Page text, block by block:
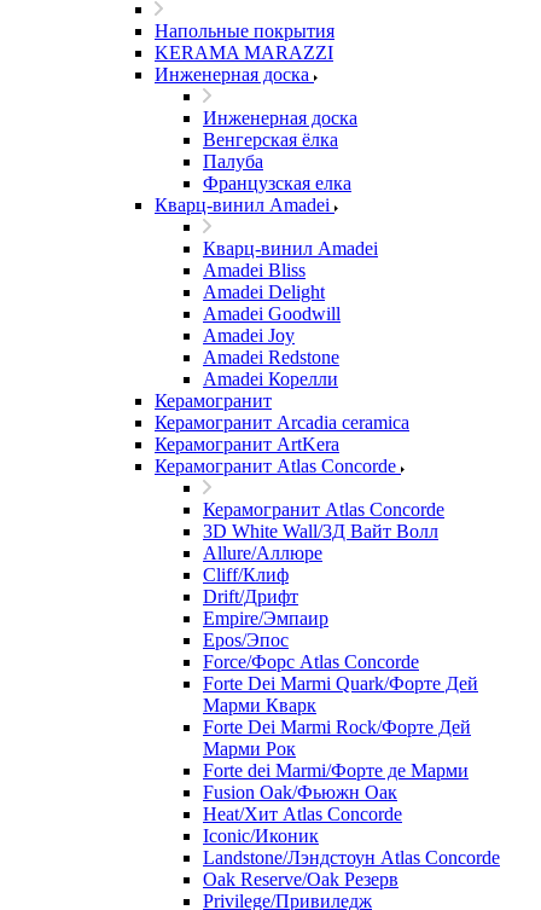
Напольные покрытия
KERAMA MARAZZI
Инженерная доска
Инженерная доска
Венгерская ёлка
Палуба
Французская елка
Кварц-винил Amadei
Кварц-винил Amadei
Amadei Bliss
Amadei Delight
Amadei Goodwill
Amadei Joy
Amadei Redstone
Amadei Корелли
Керамогранит
Керамогранит Arcadia ceramica
Керамогранит ArtKera
Керамогранит Atlas Concorde
Керамогранит Atlas Concorde
3D White Wall/3Д Вайт Волл
Allure/Аллюрe
Cliff/Клиф
Drift/Дрифт
Empire/Эмпаир
Epos/Эпос
Force/Фoрс Atlas Concorde
Forte Dei Marmi Quark/Форте Дей
Марми Кварк
Forte Dei Marmi Rock/Форте Дей
Марми Рок
Forte dei Marmi/Форте де Марми
Fusion Oak/Фьюжн Оак
Heat/Xит Atlas Concorde
Iconic/Иконик
Landstone/Лэндстоун Atlas Concorde
Oak Reserve/Оak Резepв
Privilege/Привиледж